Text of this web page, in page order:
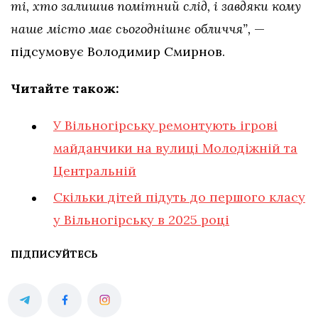
ті, хто залишив помітний слід, і завдяки кому
наше місто має сьогоднішнє обличчя”, —
підсумовує Володимир Смирнов.
Читайте також:
У Вільногірську ремонтують ігрові
майданчики на вулиці Молодіжній та
Центральній
Скільки дітей підуть до першого класу
у Вільногірську в 2025 році
ПІДПИСУЙТЕСЬ